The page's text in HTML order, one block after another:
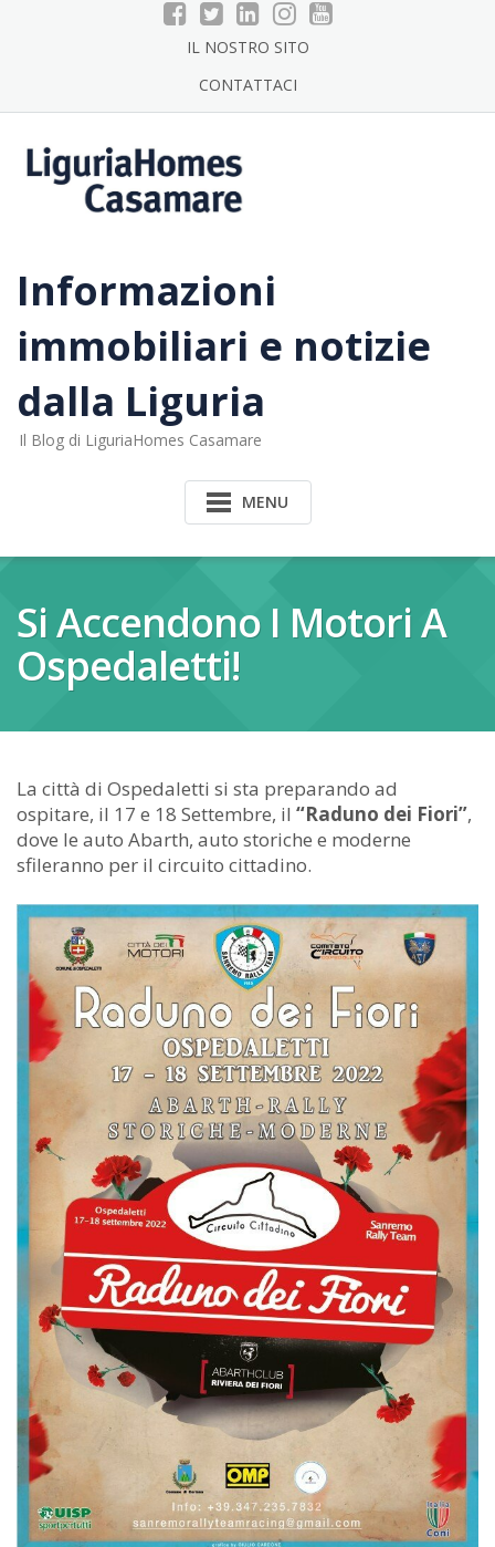
IL NOSTRO SITO
CONTATTACI
Informazioni
immobiliari e notizie
dalla Liguria
Il Blog di LiguriaHomes Casamare
MENU
Si Accendono I Motori A
Ospedaletti!
La città di Ospedaletti si sta preparando ad
ospitare, il 17 e 18 Settembre, il “Raduno dei Fiori”,
dove le auto Abarth, auto storiche e moderne
sfileranno per il circuito cittadino.